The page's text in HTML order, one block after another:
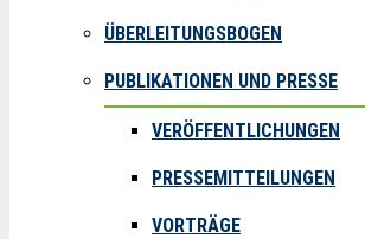
ÜBERLEITUNGSBOGEN
PUBLIKATIONEN UND PRESSE
VERÖFFENTLICHUNGEN
PRESSEMITTEILUNGEN
VORTRÄGE